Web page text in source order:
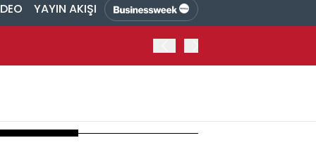
YAYIN AKIŞI